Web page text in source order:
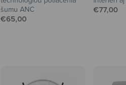
šumu ANC
Predajná cena
€65,00
Predajná
€77,00